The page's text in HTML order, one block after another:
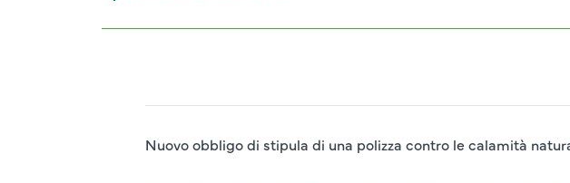
Nuovo obbligo di stipula di una polizza contro le calamità